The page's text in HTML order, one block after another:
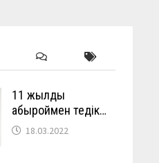
11 жылды
абыроймен өтедік…
18.03.2022